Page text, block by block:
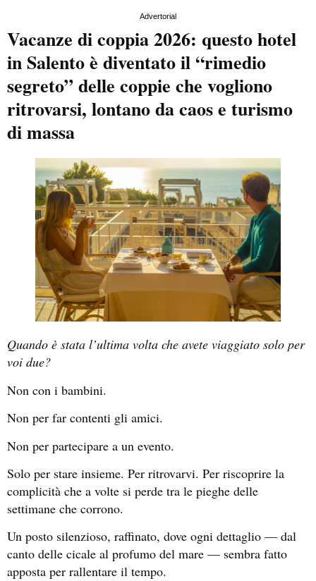
Advertorial
Vacanze di coppia 2026: questo hotel
in Salento è diventato il “rimedio
segreto” delle coppie che vogliono
ritrovarsi, lontano da caos e turismo
di massa
Quando è stata l’ultima volta che avete viaggiato solo per
voi due?
Non con i bambini.
Non per far contenti gli amici.
Non per partecipare a un evento.
Solo per stare insieme. Per ritrovarvi. Per riscoprire la
complicità che a volte si perde tra le pieghe delle
settimane che corrono.
Un posto silenzioso, raffinato, dove ogni dettaglio — dal
canto delle cicale al profumo del mare — sembra fatto
apposta per rallentare il tempo.